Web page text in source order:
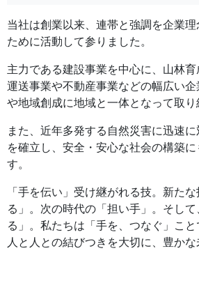
当社は創業以来、連帯と強調を企業
ために活動して参りました。
主力である建設事業を中心に、山林育
運送事業や不動産事業などの幅広い
や地域創成に地域と一体となって取り
また、近年多発する自然災害に迅速
を確立し、安全・安心な社会の構築
す。
「手を伝い」受け継がれる技。新た
る」。次の時代の「担い手」。そして
る」。私たちは「手を、つなぐ」こと
人と人との結びつきを大切に、豊かな